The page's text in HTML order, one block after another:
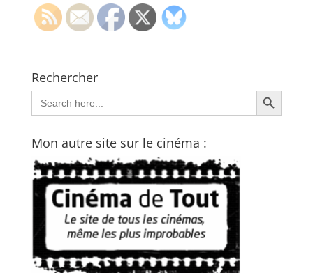
Rechercher
Search
for:
Search Button
Mon autre site sur le cinéma :